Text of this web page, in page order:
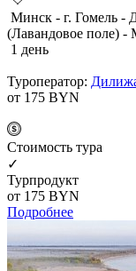
Минск - г. Гомель -
(Лавандовое поле) -
1 день
Туроператор:
от 175 BYN
Cтоимость тура
✓
Турпродукт
от 175 BYN
Подробнее